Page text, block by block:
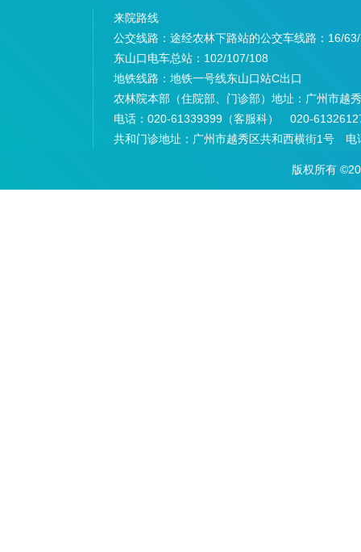
来院路线
公交线路：途经农林下路站的公交车线路： 16/
东山口电车总站： 102/107/108
地铁线路： 地铁一号线东山口站C出口
农林院本部（住院部、门诊部）地址： 广州市越
电话： 020-61339399（客服科） 020-
共和门诊地址： 广州市越秀区共和西横街1号 电
版权所有